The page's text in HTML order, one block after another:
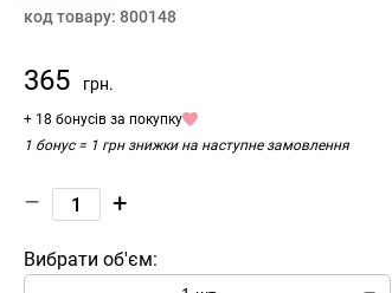
код товару: 800148
365 грн.
+ 18 бонусів за покупку
1 бонус = 1 грн знижки на наступне замовлення
– +
Вибрати об'єм: